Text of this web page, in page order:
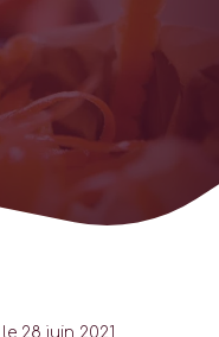
28 juin 2021